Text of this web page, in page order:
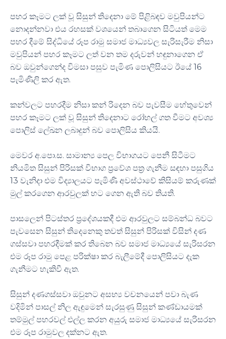
පහර කෑමට ලක් වූ සිසුන් තිදෙනා මේ පිළිබඳව මවුපියන්ට
නොදන්නවා එය රහසක් වශයෙන් තබාගෙන සිටියත් මෙම
පහර දීමේ සිද්ධියේ රූප රාමු සමාජ මාධ්‍යවල සැරිසැරීම නිසා
මවුපියන් පහර කෑමට ලත් වන තම දරුවන් හඳුනාගෙන ඒ
බව ඔවුන්ගෙන්ද විමසා පසුව පැමිණ පොලිසියට ඊයේ 16
පැමිණිලි කර ඇත.
කන්වලට පහරදීම නිසා කන් රිදෙන බව පැවසීම හේතුවෙන්
පහර කෑමට ලක් වූ සිසුන් තිදෙනාට රෝහල් ගත වීමට අවශ්‍ය
පොලිස් ලේඛන ලබාදුන් බව පොලිසිය කියයි.
මෙවර අ.පො.ස. සාමාන්‍ය පෙල විභාගයට පෙනී සිටීමට
නියමිත සිසුන් පිරිසක් විභාග ප්‍රවේශ පත්‍ර ගැනීම සඳහා පසුගිය
13 වැනිදා එම විද්‍යාලයට පැමිණි අවස්ථාවේ කිසියම් කරුණක්
මුල් කරගෙන ආරවුලක් හට ගෙන ඇති බව තියති.
පාසලෙන් පිටස්තර ප්‍රදේශයකදී එම ආරවුලට සම්බන්ධ බවට
පැවසෙන සිසුන් තිදෙනෙකු තවත් සිසුන් පිරිසක් විසින් දණ
ගස්සවා පහරදීමක් කර තිබෙන බව සමාජ මාධ්‍යයේ සැරිසරන
එම රූප රාමු පෙළ පරික්ෂා කර බැලීමේදී පොලිසියට දැක
ගැනීමට හැකිවී ඇත.
සිසුන් දණගස්සවා ඔවුනට අසභ්‍ය වචනයෙන් පවා බැණ
වදිමින් පාසල් නිල ඇඳුමෙන් සැරසුණු සිසුන් කණ්ඩායමක්
තම්මුල් පහරවල් එල්ල කරන අයුරු සමාජ මාධ්‍යයේ සැරිසරන
එම රූප රාමුවල දක්නට ඇත.